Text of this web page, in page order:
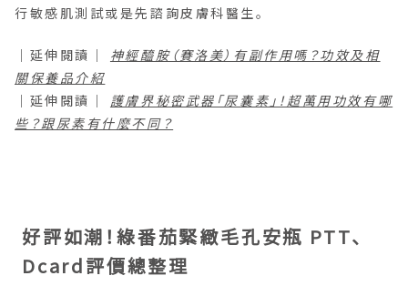
行敏感肌測試或是先諮詢皮膚科醫生。
｜延伸閱讀｜ 神經醯胺（賽洛美）有副作用嗎？功效及相
關保養品介紹
｜延伸閱讀｜ 護膚界秘密武器「尿囊素」！超萬用功效有哪
些？跟尿素有什麼不同？
好評如潮！綠番茄緊緻毛孔安瓶 PTT、
Dcard評價總整理